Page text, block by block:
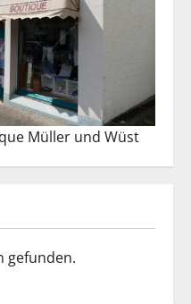
Müller und Wüst
gefunden.